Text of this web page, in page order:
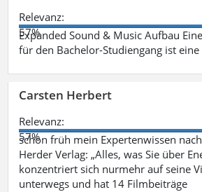
Relevanz:
57%
Expanded Sound & Music Aufbau
für den Bachelor-Studiengang ist
Carsten Herbert
Relevanz:
57%
schon früh mein Expertenwissen
Herder Verlag: „Alles, was Sie über
konzentriert sich nurmehr auf seine
unterwegs und hat 14 Filmbeiträge